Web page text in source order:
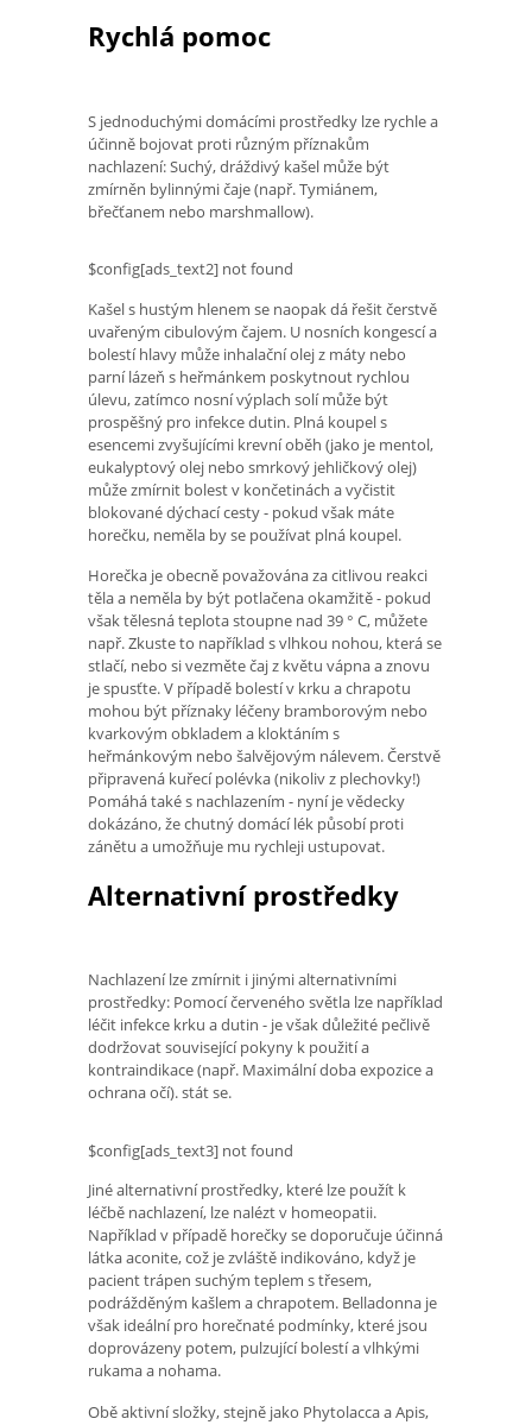
Rychlá pomoc
S jednoduchými domácími prostředky lze rychle a
účinně bojovat proti různým příznakům
nachlazení: Suchý, dráždivý kašel může být
zmírněn bylinnými čaje (např. Tymiánem,
břečťanem nebo marshmallow).
$config[ads_text2] not found
Kašel s hustým hlenem se naopak dá řešit čerstvě
uvařeným cibulovým čajem. U nosních kongescí a
bolestí hlavy může inhalační olej z máty nebo
parní lázeň s heřmánkem poskytnout rychlou
úlevu, zatímco nosní výplach solí může být
prospěšný pro infekce dutin. Plná koupel s
esencemi zvyšujícími krevní oběh (jako je mentol,
eukalyptový olej nebo smrkový jehličkový olej)
může zmírnit bolest v končetinách a vyčistit
blokované dýchací cesty - pokud však máte
horečku, neměla by se používat plná koupel.
Horečka je obecně považována za citlivou reakci
těla a neměla by být potlačena okamžitě - pokud
však tělesná teplota stoupne nad 39 ° C, můžete
např. Zkuste to například s vlhkou nohou, která se
stlačí, nebo si vezměte čaj z květu vápna a znovu
je spusťte. V případě bolestí v krku a chrapotu
mohou být příznaky léčeny bramborovým nebo
kvarkovým obkladem a kloktáním s
heřmánkovým nebo šalvějovým nálevem. Čerstvě
připravená kuřecí polévka (nikoliv z plechovky!)
Pomáhá také s nachlazením - nyní je vědecky
dokázáno, že chutný domácí lék působí proti
zánětu a umožňuje mu rychleji ustupovat.
Alternativní prostředky
Nachlazení lze zmírnit i jinými alternativními
prostředky: Pomocí červeného světla lze například
léčit infekce krku a dutin - je však důležité pečlivě
dodržovat související pokyny k použití a
kontraindikace (např. Maximální doba expozice a
ochrana očí). stát se.
$config[ads_text3] not found
Jiné alternativní prostředky, které lze použít k
léčbě nachlazení, lze nalézt v homeopatii.
Například v případě horečky se doporučuje účinná
látka aconite, což je zvláště indikováno, když je
pacient trápen suchým teplem s třesem,
podrážděným kašlem a chrapotem. Belladonna je
však ideální pro horečnaté podmínky, které jsou
doprovázeny potem, pulzující bolestí a vlhkými
rukama a nohama.
Obě aktivní složky, stejně jako Phytolacca a Apis,